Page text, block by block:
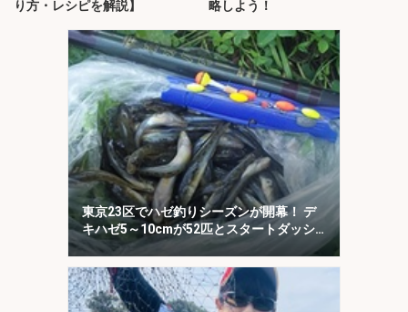
り方・レシピを解説】 略しよう！
東京23区でハゼ釣りシーズンが開幕！ デ
キハゼ5～10cmが52匹とスタートダッシ
ュに成功